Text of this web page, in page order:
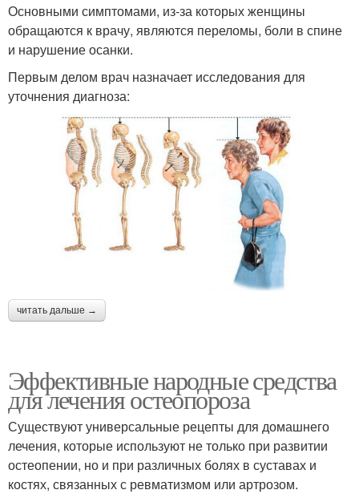
Основными симптомами, из-за которых женщины
обращаются к врачу, являются переломы, боли в спине
и нарушение осанки.
Первым делом врач назначает исследования для
уточнения диагноза:
читать дальше →
Эффективные народные средства
для лечения остеопороза
Существуют универсальные рецепты для домашнего
лечения, которые используют не только при развитии
остеопении, но и при различных болях в суставах и
костях, связанных с ревматизмом или артрозом.